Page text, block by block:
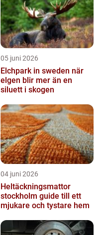
05 juni 2026
Elchpark in sweden när
elgen blir mer än en
siluett i skogen
04 juni 2026
Heltäckningsmattor
stockholm guide till ett
mjukare och tystare hem